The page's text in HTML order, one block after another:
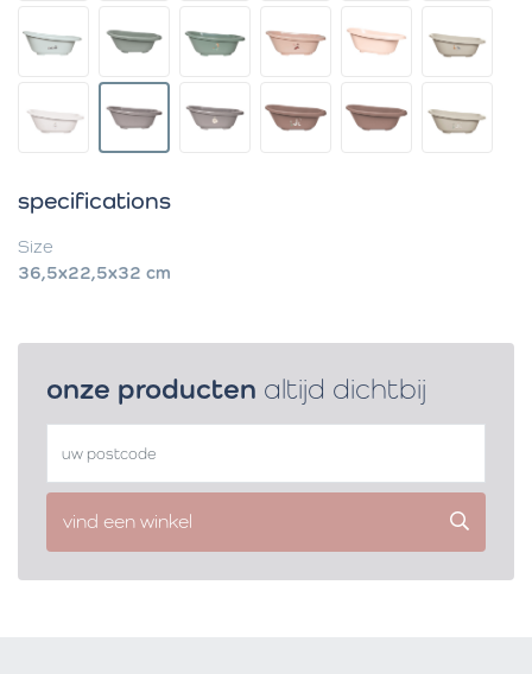
specifications
Size
36,5x22,5x32 cm
onze producten altijd dichtbij
vind een winkel